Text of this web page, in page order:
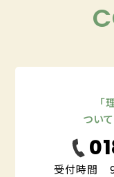
「
つい
受付時間